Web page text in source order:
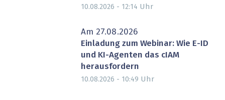
10.08.2026 - 12:14 Uhr
Am 27.08.2026
Einladung zum Webinar: Wie E-ID
und KI-Agenten das cIAM
herausfordern
10.08.2026 - 10:49 Uhr